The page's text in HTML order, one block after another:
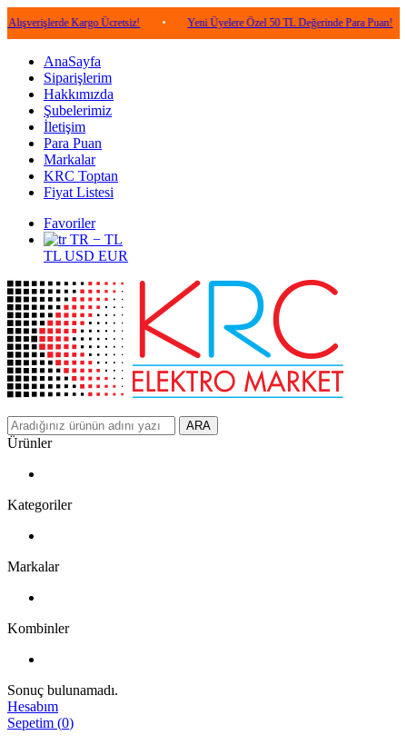
Kargo Ücretsiz! • Yeni Üyelere Özel 50 TL Değerinde Para Puan! •
AnaSayfa
Siparişlerim
Hakkımızda
Şubelerimiz
İletişim
Para Puan
Markalar
KRC Toptan
Fiyat Listesi
Favoriler
TR − TL
TL USD EUR
ARA
Ürünler
Kategoriler
Markalar
Kombinler
Sonuç bulunamadı.
Hesabım
Sepetim (0)